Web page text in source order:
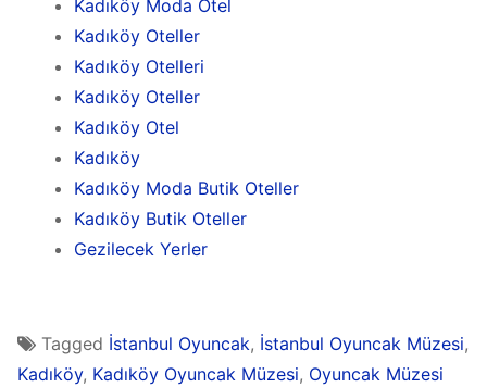
Kadıköy Moda Otel
Kadıköy Oteller
Kadıköy Otelleri
Kadıköy Oteller
Kadıköy Otel
Kadıköy
Kadıköy Moda Butik Oteller
Kadıköy Butik Oteller
Gezilecek Yerler
Tagged İstanbul Oyuncak, İstanbul Oyuncak Müzesi,
Kadıköy, Kadıköy Oyuncak Müzesi, Oyuncak Müzesi